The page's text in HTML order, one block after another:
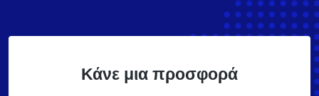
Κάνε μια προσφορά